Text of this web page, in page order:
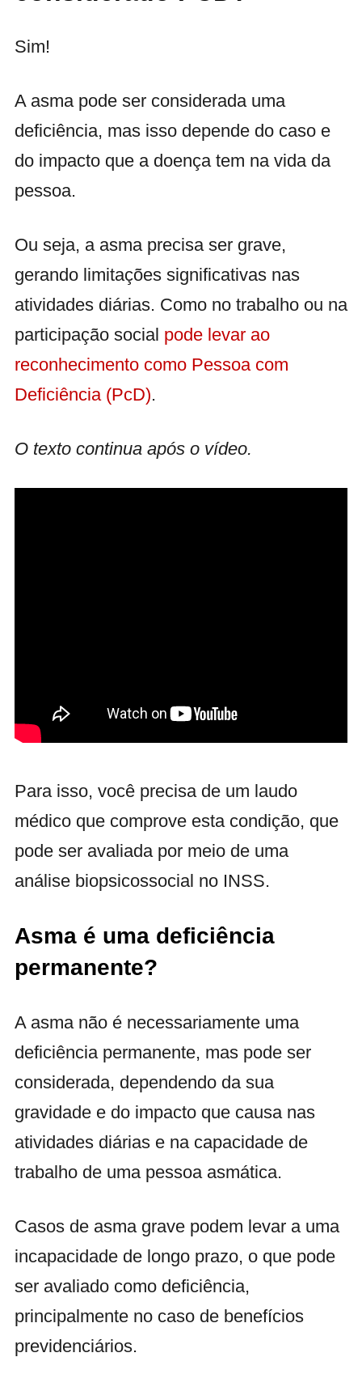
Sim!
A asma pode ser considerada uma
deficiência, mas isso depende do caso e
do impacto que a doença tem na vida da
pessoa.
Ou seja, a asma precisa ser grave,
gerando limitações significativas nas
atividades diárias. Como no trabalho ou na
participação social pode levar ao
reconhecimento como Pessoa com
Deficiência (PcD).
O texto continua após o vídeo.
Para isso, você precisa de um laudo
médico que comprove esta condição, que
pode ser avaliada por meio de uma
análise biopsicossocial no INSS.
Asma é uma deficiência
permanente?
A asma não é necessariamente uma
deficiência permanente, mas pode ser
considerada, dependendo da sua
gravidade e do impacto que causa nas
atividades diárias e na capacidade de
trabalho de uma pessoa asmática.
Casos de asma grave podem levar a uma
incapacidade de longo prazo, o que pode
ser avaliado como deficiência,
principalmente no caso de benefícios
previdenciários.